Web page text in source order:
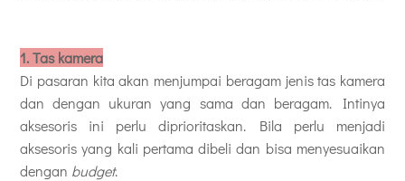
1.Tas kamera
Di pasaran kita akan menjumpai beragam jenis tas kamera
dan dengan ukuran yang sama dan beragam. Intinya
aksesoris ini perlu diprioritaskan. Bila perlu menjadi
aksesoris yang kali pertama dibeli dan bisa menyesuaikan
dengan budget.